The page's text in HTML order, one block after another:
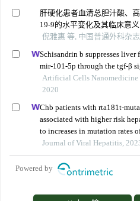
肝硬化患者血清总胆汁酸、
19-9的水平变化及其临床意义
倪雅惠 等, 中国普通外科杂
Schisandrin b suppresses
mir-101-5p through the tgf-β
Artificial Cells
2020
Chb patients with rta181t-
associated with higher risk
to increases in mutation rates
Journal of Viral Hepatitis,
Powered by